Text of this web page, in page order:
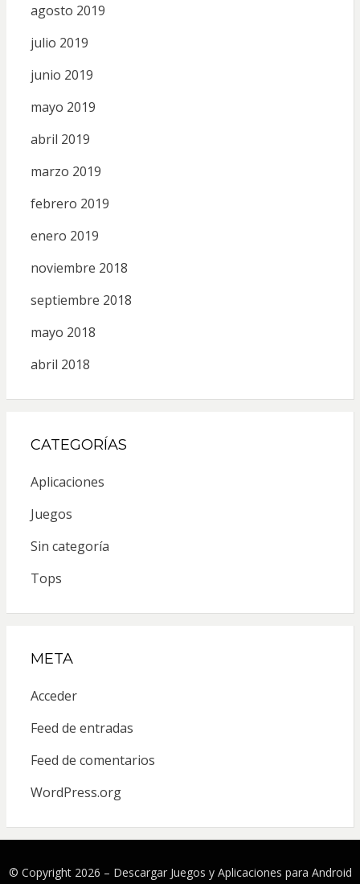
agosto 2019
julio 2019
junio 2019
mayo 2019
abril 2019
marzo 2019
febrero 2019
enero 2019
noviembre 2018
septiembre 2018
mayo 2018
abril 2018
CATEGORÍAS
Aplicaciones
Juegos
Sin categoría
Tops
META
Acceder
Feed de entradas
Feed de comentarios
WordPress.org
© Copyright 2026 – Descargar Juegos y Aplicaciones para Android